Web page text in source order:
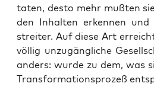
taten, des­to mehr muß­ten
den Inhal­ten erken­nen
strei­ter. Auf die­se Art
völ­lig unzu­gäng­li­che
anders: wur­de zu dem, was
Trans­for­ma­ti­ons­pro­zeß